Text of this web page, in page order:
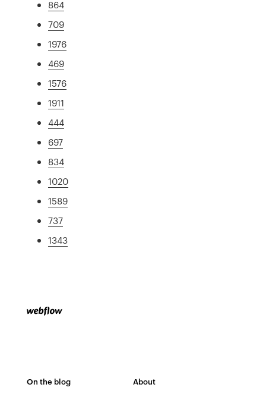
864
709
1976
469
1576
1911
444
697
834
1020
1589
737
1343
On the blog About